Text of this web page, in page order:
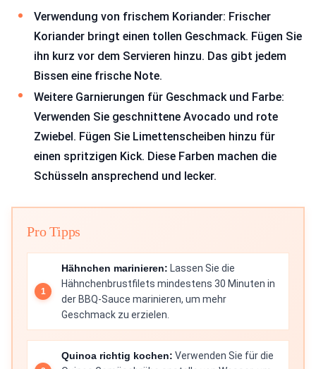
Verwendung von frischem Koriander: Frischer
Koriander bringt einen tollen Geschmack. Fügen Sie
ihn kurz vor dem Servieren hinzu. Das gibt jedem
Bissen eine frische Note.
Weitere Garnierungen für Geschmack und Farbe:
Verwenden Sie geschnittene Avocado und rote
Zwiebel. Fügen Sie Limettenscheiben hinzu für
einen spritzigen Kick. Diese Farben machen die
Schüsseln ansprechend und lecker.
Pro Tipps
Hähnchen marinieren: Lassen Sie die
Hähnchenbrustfilets mindestens 30 Minuten in
der BBQ-Sauce marinieren, um mehr
Geschmack zu erzielen.
Quinoa richtig kochen: Verwenden Sie für die